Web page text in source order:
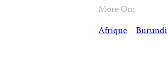
More On:
Afrique Burundi